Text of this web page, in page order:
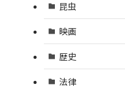
昆虫
映画
歴史
法律